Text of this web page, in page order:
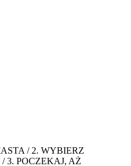
/ 2. WYBIERZ
3. POCZEKAJ, AŻ